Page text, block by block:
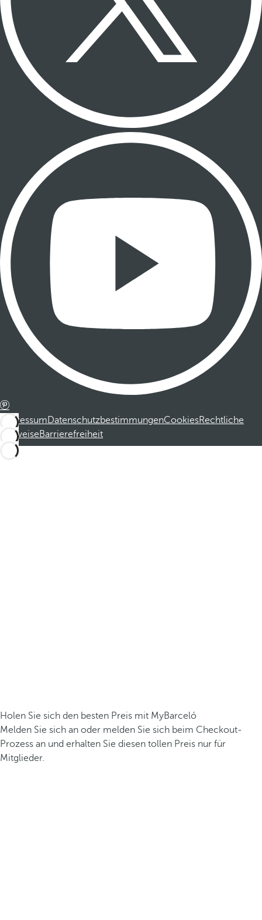
ImpressumDatenschutzbestimmungenCookiesRechtliche
HinweiseBarrierefreiheit
Holen Sie sich den besten Preis mit MyBarceló
Melden Sie sich an oder melden Sie sich beim Checkout-
Prozess an und erhalten Sie diesen tollen Preis nur für
Mitglieder.